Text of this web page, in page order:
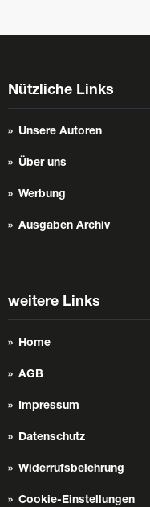
Nützliche Links
Unsere Autoren
Über uns
Werbung
Ausgaben Archiv
weitere Links
Home
AGB
Impressum
Datenschutz
Widerrufsbelehrung
Cookie-Einstellungen